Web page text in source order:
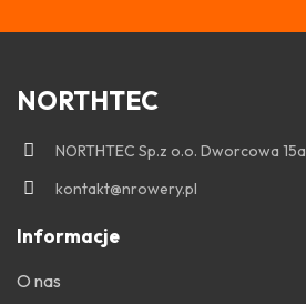
NORTHTEC
NORTHTEC Sp.z o.o. Dworcowa 15a
kontakt@nrowery.pl
Informacje
O nas